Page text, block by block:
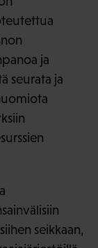
ja
seurata ja
seikkaan,